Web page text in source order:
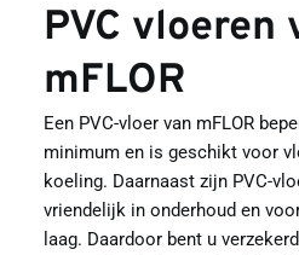
PVC vloeren
mFLOR
Een PVC-vloer van mFLOR
minimum en is geschikt voor
koeling. Daarnaast zijn PVC-
vriendelijk in onderhoud en
laag. Daardoor bent u